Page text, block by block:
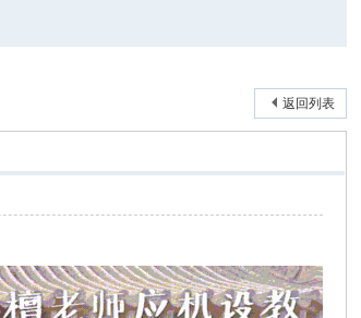
返回列表